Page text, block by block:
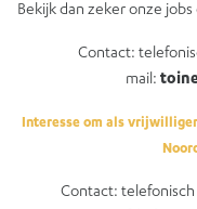
Suggesties of
Hulp bij
Bekijk dan zeker onze jobs
Contact:
mail:
Interesse om als
Contact: